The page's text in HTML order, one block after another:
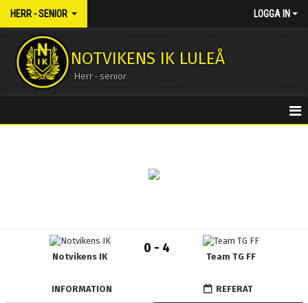
HERR - SENIOR LOGGA IN
NOTVIKENS IK LULEÅ
Herr - senior
BILDGALLERI
Notvikens IK
0 - 4
Team TG FF
INFORMATION REFERAT